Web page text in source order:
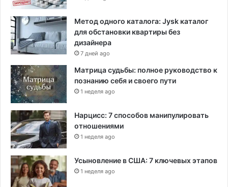
Метод одного каталога: Jysk каталог
для обстановки квартиры без
дизайнера
7 дней ago
Матрица судьбы: полное руководство к
познанию себя и своего пути
1 неделя ago
Нарцисс: 7 способов манипулировать
отношениями
1 неделя ago
Усыновление в США: 7 ключевых этапов
1 неделя ago